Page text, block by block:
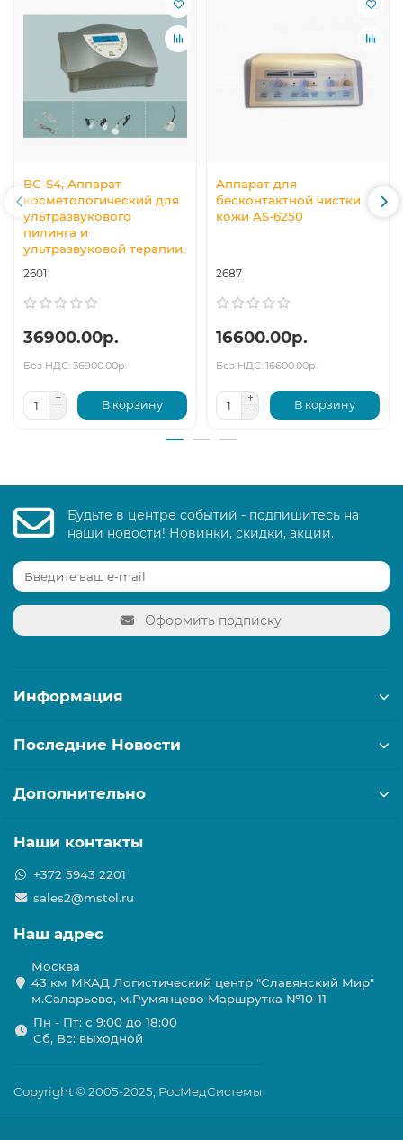
BC-S4, Аппарат
косметологический для
ультразвукового
пилинга и
ультразвуковой терапии.
2601
36900.00р.
Без НДС: 36900.00р.
В корзину
Аппарат для
бесконтактной чистки
кожи AS-6250
2687
16600.00р.
Без НДС: 16600.00р.
В корзину
Будьте в центре событий - подпишитесь на
наши новости! Новинки, скидки, акции.
Оформить подписку
Информация
Последние Новости
Дополнительно
Наши контакты
+372 5943 2201
sales2@mstol.ru
Наш адрес
Москва
43 км МКАД Логистичеcкий центр "Славянский Мир"
м.Саларьево, м.Румянцево Маршрутка №10-11
Пн - Пт: с 9:00 до 18:00
Сб, Вс: выходной
Copyright © 2005-2025, РосМедСистемы